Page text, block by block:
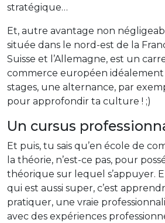
stratégique…
Et, autre avantage non
située dans le nord-est de la
Suisse et l’Allemagne, est un
commerce européen
stages, une alternance, par
pour approfondir ta culture ! ;)
Un cursus
Et puis, tu sais qu’en école de
la théorie, n’est-ce pas, pour
théorique sur lequel s’appuyer.
qui est aussi super, c’est
pratiquer, une vraie
avec des expériences